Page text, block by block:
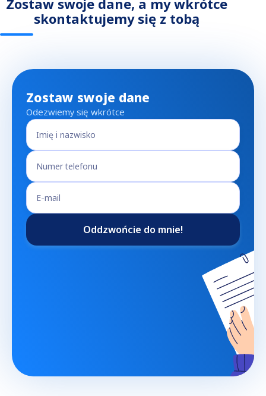
Zostaw swoje dane, a my wkrótce
skontaktujemy się z tobą
Zostaw swoje dane
Odezwiemy się wkrótce
Oddzwońcie do mnie!